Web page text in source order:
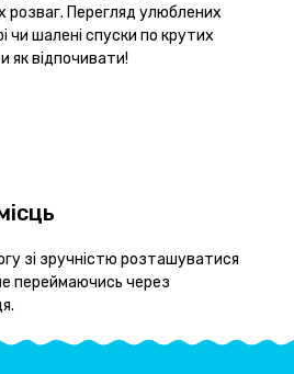
розваг. Перегляд улюблених
чи шалені спуски по крутих
як відпочивати!
зі зручністю розташуватися
переймаючись через